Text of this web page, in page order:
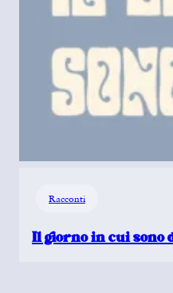
Racconti
Il giorno in cui sono